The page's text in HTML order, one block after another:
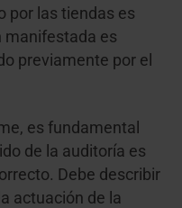
por las tiendas es
manifestada es
previamente por el
es fundamental
de la auditoría es
Debe describir
actuación de la